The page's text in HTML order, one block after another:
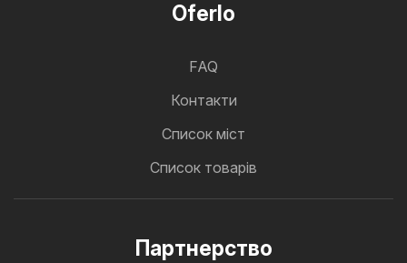
Oferlo
FAQ
Контакти
Cписок міст
Список товарів
Партнерство